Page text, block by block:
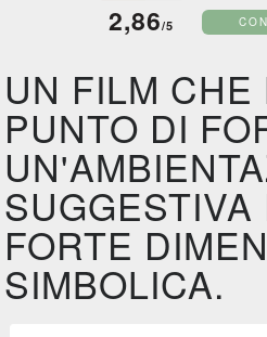
2,86/5
UN FILM
PUNTO DI
SUGGESTIVA
FORTE
SIMBOLICA.